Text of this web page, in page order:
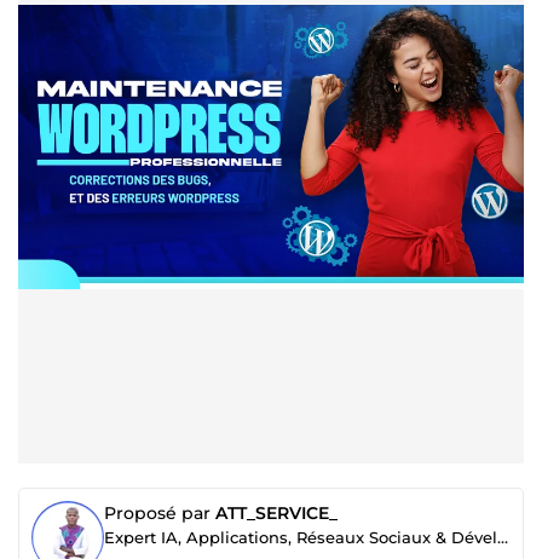
Proposé par ATT_SERVICE_
Expert IA, Applications, Réseaux Sociaux & Développement Web | Top Vendeur sur ComeUp